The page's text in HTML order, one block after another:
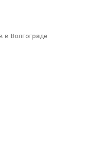
в Волгограде